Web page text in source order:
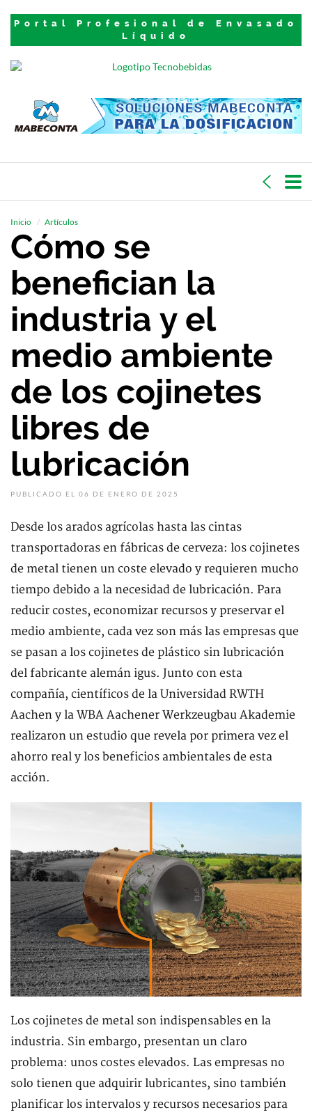
Portal Profesional de Envasado
Líquido
Inicio Artículos
Cómo se
benefician la
industria y el
medio ambiente
de los cojinetes
libres de
lubricación
PUBLICADO EL 06 DE ENERO DE 2025
Desde los arados agrícolas hasta las cintas
transportadoras en fábricas de cerveza: los cojinetes
de metal tienen un coste elevado y requieren mucho
tiempo debido a la necesidad de lubricación. Para
reducir costes, economizar recursos y preservar el
medio ambiente, cada vez son más las empresas que
se pasan a los cojinetes de plástico sin lubricación
del fabricante alemán igus. Junto con esta
compañía, científicos de la Universidad RWTH
Aachen y la WBA Aachener Werkzeugbau Akademie
realizaron un estudio que revela por primera vez el
ahorro real y los beneficios ambientales de esta
acción.
Los cojinetes de metal son indispensables en la
industria. Sin embargo, presentan un claro
problema: unos costes elevados. Las empresas no
solo tienen que adquirir lubricantes, sino también
planificar los intervalos y recursos necesarios para